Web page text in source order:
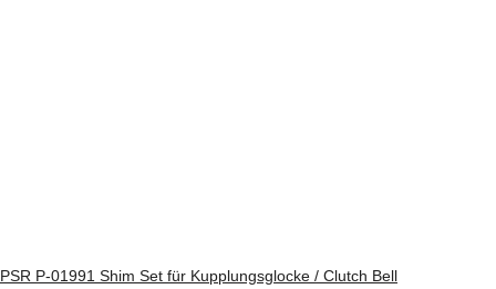
PSR P-01991 Shim Set für Kupplungsglocke / Clutch Bell